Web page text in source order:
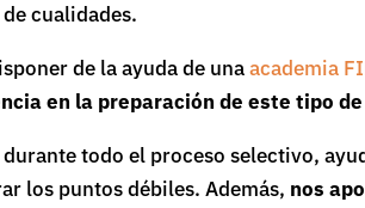
cualidades.
de la ayuda de unaacademia
en la preparación de este tipo
todo el proceso selectivo,
los puntos débiles. Además, nos